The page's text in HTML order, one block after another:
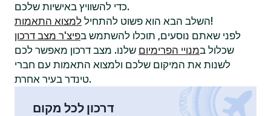
כדי להשוויץ באישיות שלכם.
השלב הבא הוא פשוט להתחיל למצוא התאמות
!
לפני שאתם נוסעים, תוכלו להשתמש בפיצ'ר מצב דרכון
שכלול במנויי הפרימיום שלנו. מצב דרכון מאפשר לכם
לשנות את המיקום שלכם ולמצוא התאמות עם חברי
טינדר בעיר אחרת.
דרכון לכל מקום